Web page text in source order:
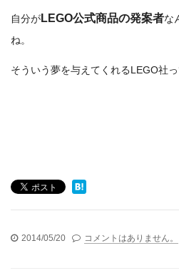
自分がLEGO公式商品の発案者な
ね。
そういう夢を与えてくれるLEGO社
2014/05/20 コメントはありません。